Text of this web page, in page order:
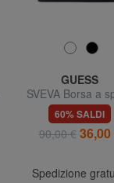
GUESS
SVEVA Borsa a
60% SALDI
90,00 € 36,00
Spedizione